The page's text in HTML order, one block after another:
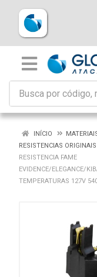
INÍCIO
RESISTENCIAS ORIGINAIS
RESISTENCIA FAME
EVIDENCE/ELEGANCE/
TEMPERATURAS 127V